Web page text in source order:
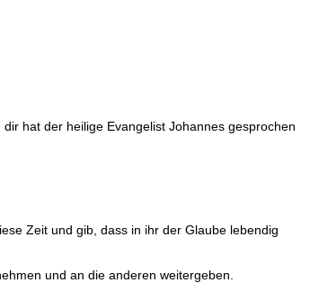
hat der heilige Evangelist Johannes gesprochen
Zeit und gib, dass in ihr der Glaube lebendig
und an die anderen weitergeben.